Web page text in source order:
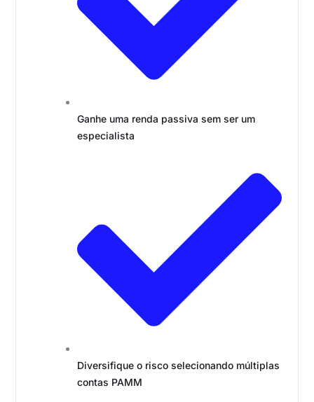
Ganhe uma renda passiva sem ser um
especialista
Diversifique o risco selecionando múltiplas
contas PAMM